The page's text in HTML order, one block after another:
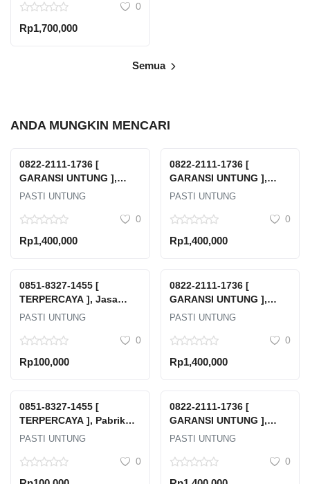
Tengah Kabupaten
0
Rp1,700,000
Semua
ANDA MUNGKIN MENCARI
0822-2111-1736 [
GARANSI UNTUNG ],
Harga Jual Beli Emas
Bolango
PASTI UNTUNG
0
Rp1,400,000
0822-2111-1736 [
GARANSI UNTUNG ],
Harga Emas Cukim
PASTI UNTUNG
0
Rp1,400,000
0851-8327-1455 [
TERPERCAYA ], Jasa
Transportasi Limbah
Of Industry
PASTI UNTUNG
0
Rp100,000
0822-2111-1736 [
GARANSI UNTUNG ],
Harga Emas Cukim Hari
Pinang
PASTI UNTUNG
0
Rp1,400,000
0851-8327-1455 [
TERPERCAYA ], Pabrik
Pengolahan Air Limbah
PASTI UNTUNG
0
0822-2111-1736 [
GARANSI UNTUNG ],
Harga Emas Cukim
PASTI UNTUNG
0